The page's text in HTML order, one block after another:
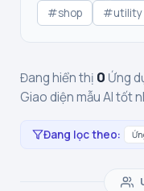
#shop
#utility
Đang hiển thị 0 Ứng
Giao diện mẫu AI tốt
Đang lọc theo: